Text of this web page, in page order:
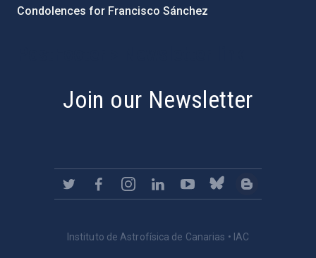
Condolences for Francisco Sánchez
Join our Newsletter
Instituto de Astrofísica de Canarias • IAC